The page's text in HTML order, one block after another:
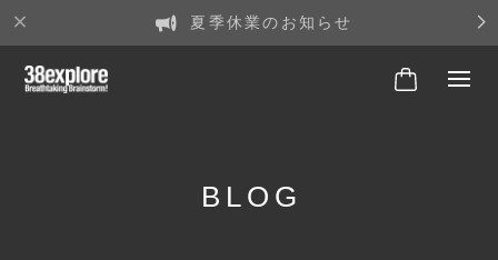
夏季休業のお知らせ
BLOG